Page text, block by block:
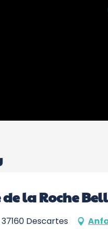
la Roche
37160 Descartes